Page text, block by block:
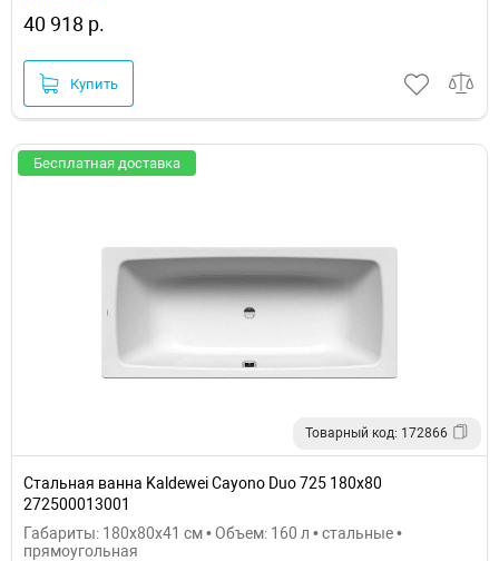
40 918 р.
Купить
Бесплатная доставка
Товарный код: 172866
Стальная ванна Kaldewei Cayono Duo 725 180x80
272500013001
Габариты: 180x80x41 см • Объем: 160 л • стальные •
прямоугольная